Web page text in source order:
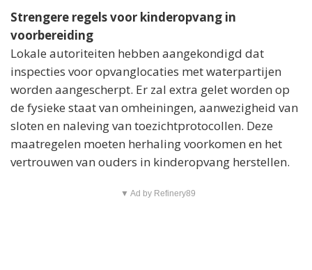
Strengere regels voor kinderopvang in
voorbereiding
Lokale autoriteiten hebben aangekondigd dat
inspecties voor opvanglocaties met waterpartijen
worden aangescherpt. Er zal extra gelet worden op
de fysieke staat van omheiningen, aanwezigheid van
sloten en naleving van toezichtprotocollen. Deze
maatregelen moeten herhaling voorkomen en het
vertrouwen van ouders in kinderopvang herstellen.
▼ Ad by Refinery89